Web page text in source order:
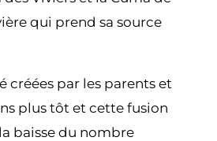
qui prend sa source
créées par les parents et
plus tôt et cette fusion
baisse du nombre